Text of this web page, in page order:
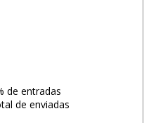
de entradas
de enviadas